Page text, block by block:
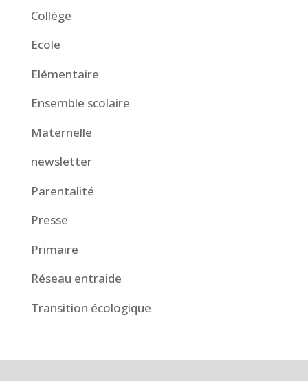
Collège
Ecole
Elémentaire
Ensemble scolaire
Maternelle
newsletter
Parentalité
Presse
Primaire
Réseau entraide
Transition écologique